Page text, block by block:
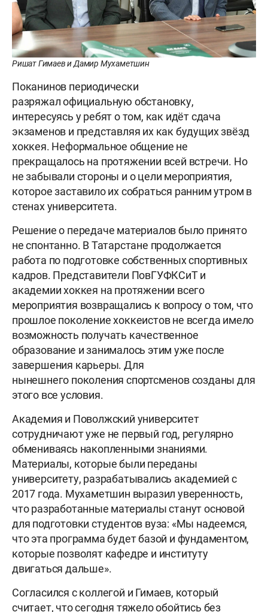
Ришат Гимаев и Дамир Мухаметшин
Поканинов периодически
разряжал официальную обстановку,
интересуясь у ребят о том, как идёт сдача
экзаменов и представляя их как будущих звёзд
хоккея. Неформальное общение не
прекращалось на протяжении всей встречи. Но
не забывали стороны и о цели мероприятия,
которое заставило их собраться ранним утром в
стенах университета.
Решение о передаче материалов было принято
не спонтанно. В Татарстане продолжается
работа по подготовке собственных спортивных
кадров. Представители ПовГУФКСиТ и
академии хоккея на протяжении всего
мероприятия возвращались к вопросу о том, что
прошлое поколение хоккеистов не всегда имело
возможность получать качественное
образование и занималось этим уже после
завершения карьеры. Для
нынешнего поколения спортсменов созданы для
этого все условия.
Академия и Поволжский университет
сотрудничают уже не первый год, регулярно
обмениваясь накопленными знаниями.
Материалы, которые были переданы
университету, разрабатывались академией с
2017 года. Мухаметшин выразил уверенность,
что разработанные материалы станут основой
для подготовки студентов вуза: «Мы надеемся,
что эта программа будет базой и фундаментом,
которые позволят кафедре и институту
двигаться дальше».
Согласился с коллегой и Гимаев, который
считает, что сегодня тяжело обойтись без